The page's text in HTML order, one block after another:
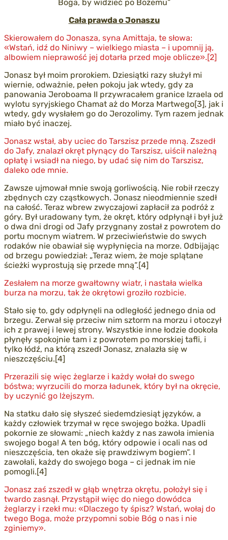
Boga, by widzieć po Bożemu”
Cała prawda o Jonaszu
Skierowałem do Jonasza, syna Amittaja, te słowa:
«Wstań, idź do Niniwy – wielkiego miasta – i upomnij ją,
albowiem nieprawość jej dotarła przed moje oblicze».[2]
Jonasz był moim prorokiem. Dziesiątki razy służył mi
wiernie, odważnie, pełen pokoju jak wtedy, gdy za
panowania Jeroboama II przywracałem granice Izraela od
wylotu syryjskiego Chamat aż do Morza Martwego[3], jak i
wtedy, gdy wysłałem go do Jerozolimy. Tym razem jednak
miało być inaczej.
Jonasz wstał, aby uciec do Tarszisz przede mną. Zszedł
do Jafy, znalazł okręt płynący do Tarszisz, uiścił należną
opłatę i wsiadł na niego, by udać się nim do Tarszisz,
daleko ode mnie.
Zawsze ujmował mnie swoją gorliwością. Nie robił rzeczy
zbędnych czy cząstkowych. Jonasz nieodmiennie szedł
na całość. Teraz wbrew zwyczajowi zapłacił za podróż z
góry. Był uradowany tym, że okręt, który odpłynął i był już
o dwa dni drogi od Jafy przygnany został z powrotem do
portu mocnym wiatrem. W przeciwieństwie do swych
rodaków nie obawiał się wypłynięcia na morze. Odbijając
od brzegu powiedział: „Teraz wiem, że moje splątane
ścieżki wyprostują się przede mną”.[4]
Zesłałem na morze gwałtowny wiatr, i nastała wielka
burza na morzu, tak że okrętowi groziło rozbicie.
Stało się to, gdy odpłynęli na odległość jednego dnia od
brzegu. Zerwał się przeciw nim sztorm na morzu i otoczył
ich z prawej i lewej strony. Wszystkie inne łodzie dookoła
płynęły spokojnie tam i z powrotem po morskiej tafli, i
tylko łódź, na którą zszedł Jonasz, znalazła się w
nieszczęściu.[4]
Przerazili się więc żeglarze i każdy wołał do swego
bóstwa; wyrzucili do morza ładunek, który był na okręcie,
by uczynić go lżejszym.
Na statku dało się słyszeć siedemdziesiąt języków, a
każdy człowiek trzymał w ręce swojego bożka. Upadli
pokornie ze słowami: „niech każdy z nas zawoła imienia
swojego boga! A ten bóg, który odpowie i ocali nas od
nieszczęścia, ten okaże się prawdziwym bogiem”. I
zawołali, każdy do swojego boga – ci jednak im nie
pomogli.[4]
Jonasz zaś zszedł w głąb wnętrza okrętu, położył się i
twardo zasnął. Przystąpił więc do niego dowódca
żeglarzy i rzekł mu: «Dlaczego ty śpisz? Wstań, wołaj do
twego Boga, może przypomni sobie Bóg o nas i nie
zginiemy».